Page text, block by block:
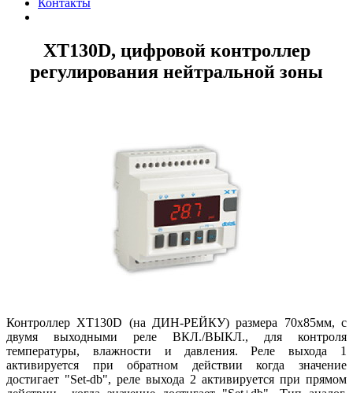
Контакты
XT130D, цифровой контроллер
регулирования нейтральной зоны
Контроллер XT130D (на ДИН-РЕЙКУ) размера 70х85мм, с
двумя выходными реле ВКЛ./ВЫКЛ., для контроля
температуры, влажности и давления. Реле выхода 1
активируется при обратном действии когда значение
достигает "Set-db", реле выхода 2 активируется при прямом